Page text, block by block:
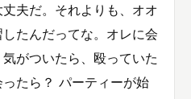
夫だ。それよりも、オオ
たんだってな。オレに会
がついたら、殴っていた
たら？ パーティーが始